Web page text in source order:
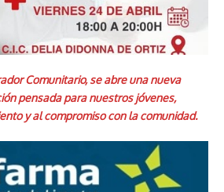
Comunitario, se abre una nueva
pensada para nuestros jóvenes,
y al compromiso con la comunidad.